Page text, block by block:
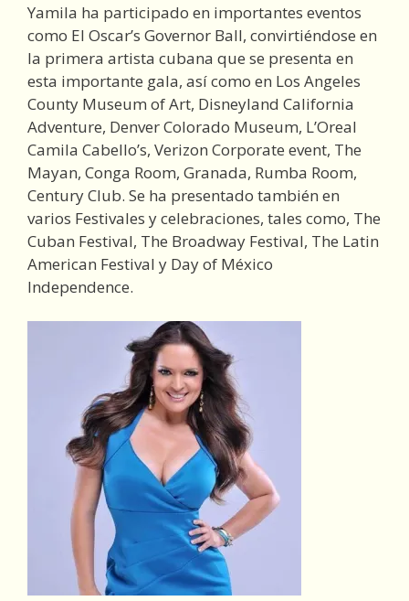
Yamila ha participado en importantes eventos
como El Oscar’s Governor Ball, convirtiéndose en
la primera artista cubana que se presenta en
esta importante gala, así como en Los Angeles
County Museum of Art, Disneyland California
Adventure, Denver Colorado Museum, L’Oreal
Camila Cabello’s, Verizon Corporate event, The
Mayan, Conga Room, Granada, Rumba Room,
Century Club. Se ha presentado también en
varios Festivales y celebraciones, tales como, The
Cuban Festival, The Broadway Festival, The Latin
American Festival y Day of México
Independence.